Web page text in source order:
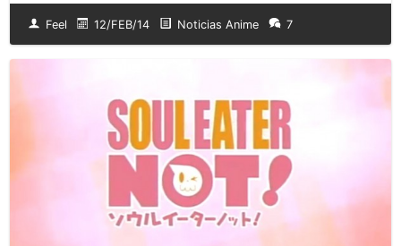
Feel 12/FEB/14 Noticias Anime 7